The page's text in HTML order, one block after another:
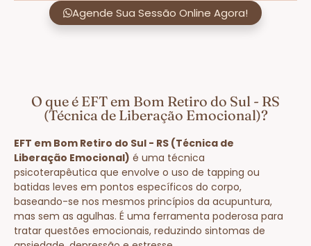
Agende Sua Sessão Online Agora!
O que é EFT em Bom Retiro do Sul - RS
(Técnica de Liberação Emocional)?
EFT em Bom Retiro do Sul - RS (Técnica de
Liberação Emocional) é uma técnica
psicoterapêutica que envolve o uso de tapping ou
batidas leves em pontos específicos do corpo,
baseando-se nos mesmos princípios da acupuntura,
mas sem as agulhas. É uma ferramenta poderosa para
tratar questões emocionais, reduzindo sintomas de